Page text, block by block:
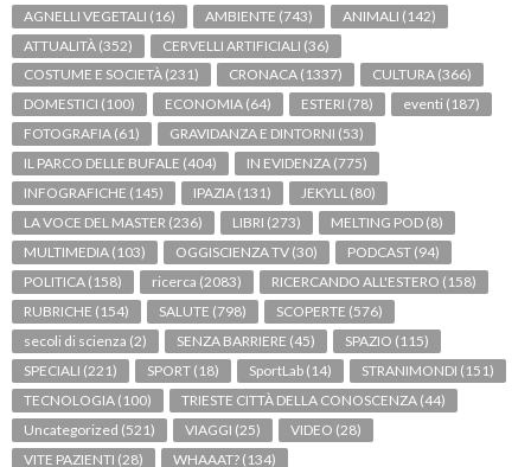
AGNELLI VEGETALI (16) AMBIENTE (743) ANIMALI (142)
ATTUALITÀ (352) CERVELLI ARTIFICIALI (36)
COSTUME E SOCIETÀ (231) CRONACA (1337) CULTURA (366)
DOMESTICI (100) ECONOMIA (64) ESTERI (78) eventi (187)
FOTOGRAFIA (61) GRAVIDANZA E DINTORNI (53)
IL PARCO DELLE BUFALE (404) IN EVIDENZA (775)
INFOGRAFICHE (145) IPAZIA (131) JEKYLL (80)
LA VOCE DEL MASTER (236) LIBRI (273) MELTING POD (8)
MULTIMEDIA (103) OGGISCIENZA TV (30) PODCAST (94)
POLITICA (158) ricerca (2083) RICERCANDO ALL'ESTERO (158)
RUBRICHE (154) SALUTE (798) SCOPERTE (576)
secoli di scienza (2) SENZA BARRIERE (45) SPAZIO (115)
SPECIALI (221) SPORT (18) SportLab (14) STRANIMONDI (151)
TECNOLOGIA (100) TRIESTE CITTÀ DELLA CONOSCENZA (44)
Uncategorized (521) VIAGGI (25) VIDEO (28)
VITE PAZIENTI (28) WHAAAT? (134)